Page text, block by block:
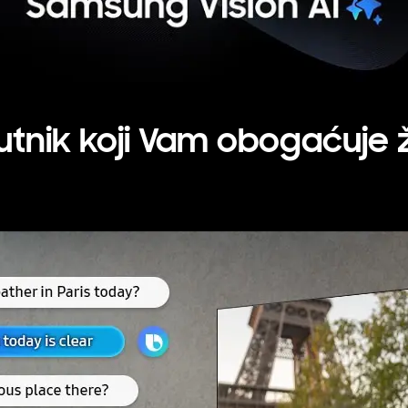
koji Vam obogaćuje